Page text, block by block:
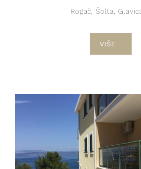
Rogač, Šolta,
VIŠE